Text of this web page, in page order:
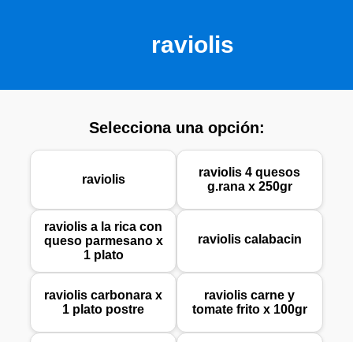
raviolis
Selecciona una opción:
raviolis
raviolis 4 quesos
g.rana x 250gr
raviolis a la rica con
queso parmesano x
1 plato
raviolis calabacin
raviolis carbonara x
1 plato postre
raviolis carne y
tomate frito x 100gr